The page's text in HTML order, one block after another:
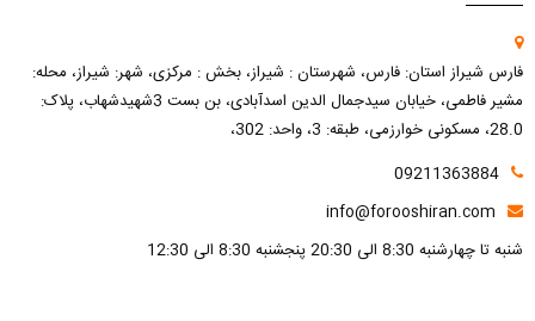
فارس شیراز استان: فارس، شهرستان : شیراز، بخش : مرکزی، شهر: شیراز، محله:
مشیر فاطمی، خیابان سیدجمال الدین اسدآبادی، بن بست 3شهیدشهاب، پلاک:
28.0، مسکونی خوارزمی، طبقه: 3، واحد: 302،
09211363884
info@forooshiran.com
شنبه تا چهارشنبه 8:30 الی 20:30 پنجشنبه 8:30 الی 12:30